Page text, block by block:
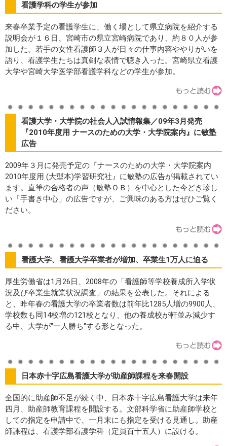
看護学科の学生が参加
来春卒業予定の看護学生に、働く場として県立病院を紹介する
説明会が１６日、宮崎市の県立宮崎病院であり、約８０人が参
加した。若手の女性看護師３人が日々の仕事内容ややりがいを
語り、看護学生たちは真剣な表情で聴き入った。宮崎県立看護
大学や宮崎大学医学部看護学科などの学生が参加。
看護大学・大学院の社会人入試情報集／09年3月発売
『2010年度用 ナースのための大学・大学院案内』に敏塾
広告
2009年３月に発売予定の『ナースのための大学・大学院案内
2010年度用 (大型本)学習研究社』に敏塾の広告が掲載されてい
ます。直筆の合格者の声（敏塾ＯＢ）を中心とした今どき珍し
い「手書き中心」の広告ですが、ご興味のある方はぜひご覧く
ださい。
看護大学、看護大学卒業者が増加、卒業生1万人に迫る
厚生労働省は1月26日、2008年の「看護師等学校養成所入学状
況及び卒業生就業状況調査」の結果を公表した。それによる
と、昨年春の看護大学の卒業者数は前年比1285人増の9900人、
学校数も同14校増の121校となり、他の養成校が軒並み減少す
る中、大学が"一人勝ち"する形となった。
日本赤十字広島看護大学が助産師課程を来春開設
全国的に助産師不足が続く中、日本赤十字広島看護大学は来年
四月、助産師教育課程を開設する。文部科学省に助産師学校と
しての指定を申請中で、一月末にも指定を受ける見通し。助産
師課程は、看護学部看護学科（定員百十五人）に設ける。